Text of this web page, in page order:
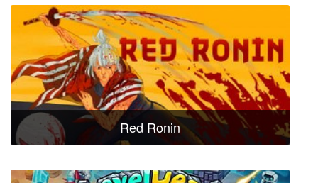
Red Ronin